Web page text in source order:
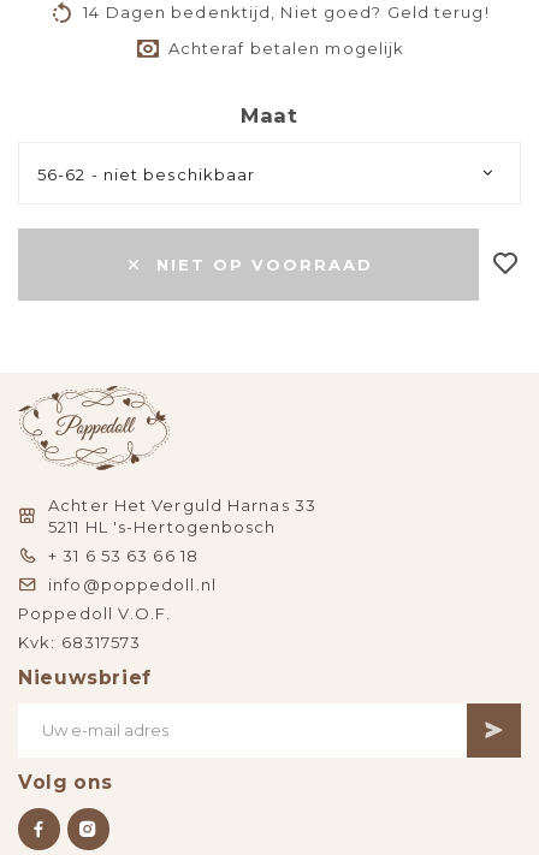
14 Dagen bedenktijd, Niet goed? Geld terug!
Achteraf betalen mogelijk
Maat
56-62 - niet beschikbaar
NIET OP VOORRAAD
Achter Het Verguld Harnas 33
5211 HL 's-Hertogenbosch
+ 31 6 53 63 66 18
info@poppedoll.nl
Poppedoll V.O.F.
Kvk: 68317573
Nieuwsbrief
Volg ons